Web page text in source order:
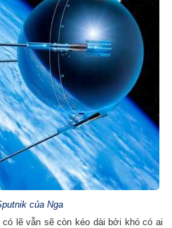
của Nga
có lẽ vẫn sẽ còn kéo dài bởi khó có ai